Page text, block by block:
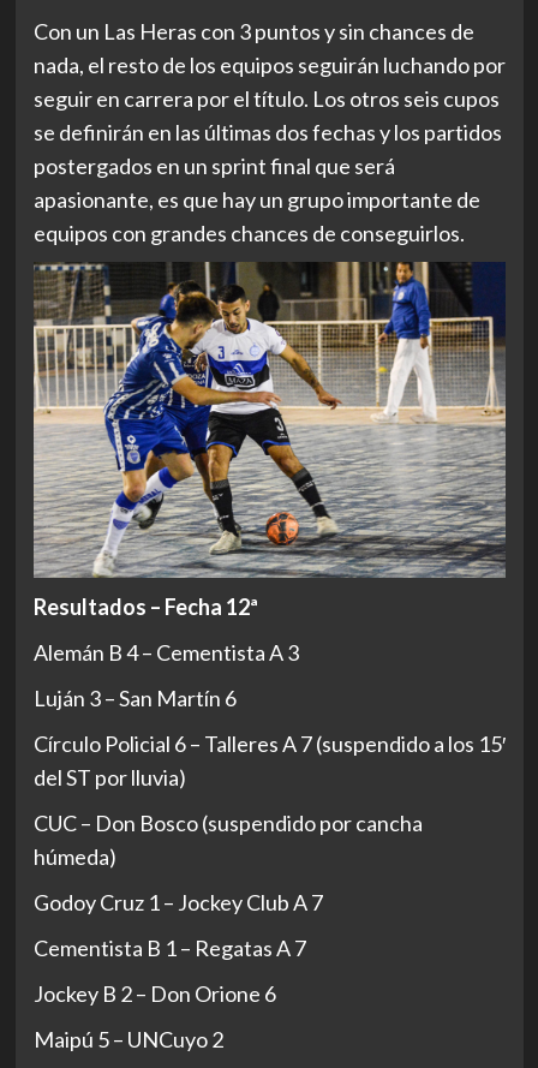
Con un Las Heras con 3 puntos y sin chances de
nada, el resto de los equipos seguirán luchando por
seguir en carrera por el título. Los otros seis cupos
se definirán en las últimas dos fechas y los partidos
postergados en un sprint final que será
apasionante, es que hay un grupo importante de
equipos con grandes chances de conseguirlos.
Resultados – Fecha 12ª
Alemán B 4 – Cementista A 3
Luján 3 – San Martín 6
Círculo Policial 6 – Talleres A 7 (suspendido a los 15′
del ST por lluvia)
CUC – Don Bosco (suspendido por cancha
húmeda)
Godoy Cruz 1 – Jockey Club A 7
Cementista B 1 – Regatas A 7
Jockey B 2 – Don Orione 6
Maipú 5 – UNCuyo 2